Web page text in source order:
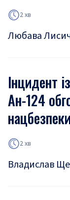
2 хв
Любава
Інцидент
Ан-124
2 хв
Владислав